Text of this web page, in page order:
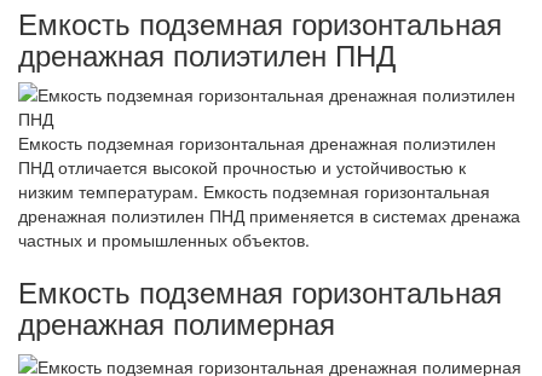
Емкость подземная горизонтальная
дренажная полиэтилен ПНД
Емкость подземная горизонтальная дренажная полиэтилен
ПНД отличается высокой прочностью и устойчивостью к
низким температурам. Емкость подземная горизонтальная
дренажная полиэтилен ПНД применяется в системах дренажа
частных и промышленных объектов.
Емкость подземная горизонтальная
дренажная полимерная